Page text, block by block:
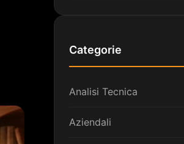
Categorie
Analisi Tecnica
Aziendali